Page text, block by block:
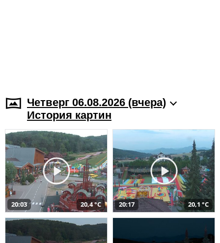
Четверг 06.08.2026 (вчера)
История картин
20:03 20,4 °C 20:17 20,1 °C